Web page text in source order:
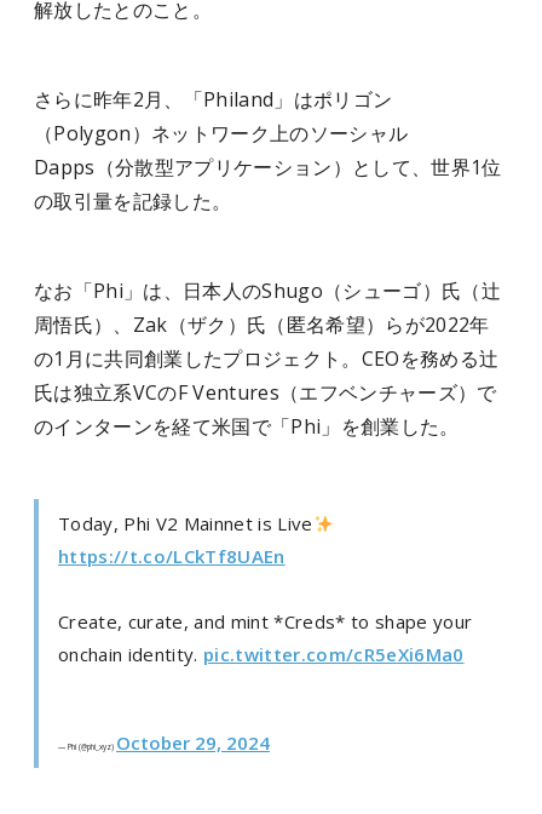
解放したとのこと。
さらに昨年2月、「Philand」はポリゴン
（Polygon）ネットワーク上のソーシャル
Dapps（分散型アプリケーション）として、世界1位
の取引量を記録した。
なお「Phi 」は、日本人のShugo （シューゴ）氏（辻
周悟氏）、 Zak （ザク）氏（匿名希望）らが2022年
の1 月に共同創業したプロジェクト。 CEOを務める辻
氏は独立系VCのF Ventures （エフベンチャーズ）で
のインターンを経て米国で「Phi 」を創業した。
Today, Phi V2 Mainnet is Live
https://t.co/LCkTf8UAEn
Create, curate, and mint *Creds* to shape your
onchain identity. pic.twitter.com/cR5eXi6Ma0
— Phi (@phi_xyz) October 29, 2024